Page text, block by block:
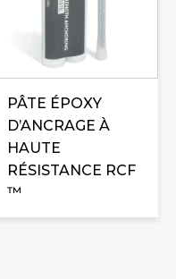
PÂTE ÉPOXY
D’ANCRAGE À
HAUTE
RÉSISTANCE RCF
™
options
peuvent